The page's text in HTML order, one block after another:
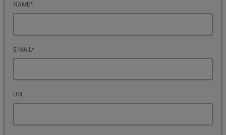
NAME*
E-MAIL*
URL